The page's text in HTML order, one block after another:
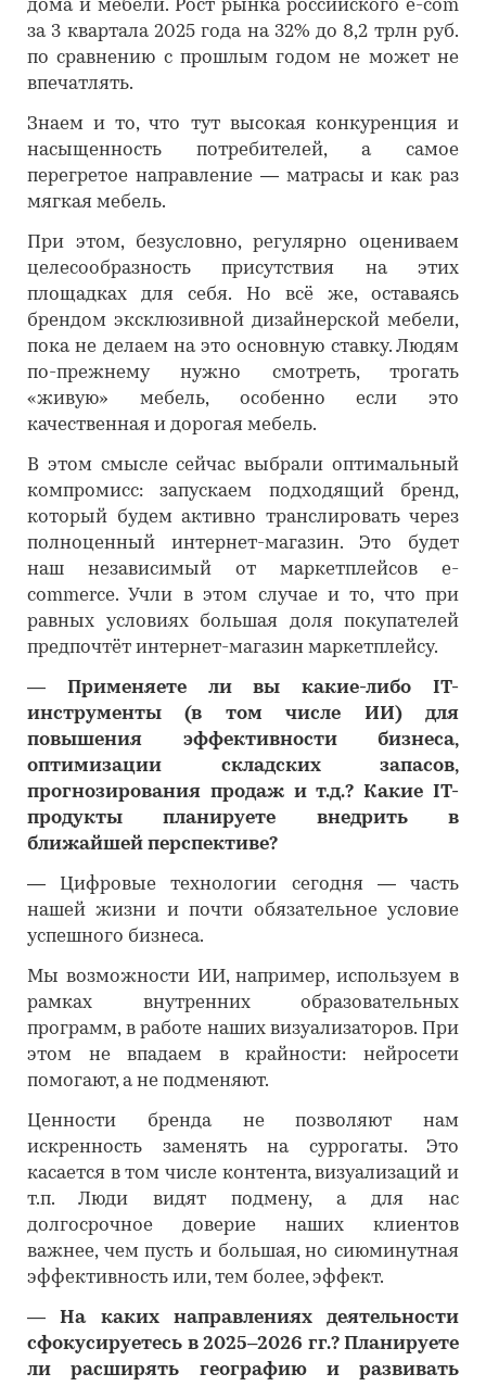
дома и мебели. Рост рынка российского e-com
за 3 квартала 2025 года на 32% до 8,2 трлн руб.
по сравнению с прошлым годом не может не
впечатлять.
Знаем и то, что тут высокая конкуренция и
насыщенность потребителей, а самое
перегретое направление — матрасы и как раз
мягкая мебель.
При этом, безусловно, регулярно оцениваем
целесообразность присутствия на этих
площадках для себя. Но всё же, оставаясь
брендом эксклюзивной дизайнерской мебели,
пока не делаем на это основную ставку. Людям
по-прежнему нужно смотреть, трогать
«живую» мебель, особенно если это
качественная и дорогая мебель.
В этом смысле сейчас выбрали оптимальный
компромисс: запускаем подходящий бренд,
который будем активно транслировать через
полноценный интернет-магазин. Это будет
наш независимый от маркетплейсов e-
commercе. Учли в этом случае и то, что при
равных условиях большая доля покупателей
предпочтёт интернет-магазин маркетплейсу.
―
Применяете ли вы какие-либо IT-
инструменты (в том числе ИИ) для
повышения эффективности бизнеса,
оптимизации складских запасов,
прогнозирования продаж и т.д.? Какие IT-
продукты планируете внедрить в
ближайшей перспективе?
―
Цифровые технологии сегодня — часть
нашей жизни и почти обязательное условие
успешного бизнеса.
Мы возможности ИИ, например, используем в
рамках внутренних образовательных
программ, в работе наших визуализаторов. При
этом не впадаем в крайности: нейросети
помогают, а не подменяют.
Ценности бренда не позволяют нам
искренность заменять на суррогаты. Это
касается в том числе контента, визуализаций и
т.п. Люди видят подмену, а для нас
долгосрочное доверие наших клиентов
важнее, чем пусть и большая, но сиюминутная
эффективность или, тем более, эффект.
―
На каких направлениях деятельности
сфокусируетесь в 2025–2026 гг.? Планируете
ли расширять географию и развивать